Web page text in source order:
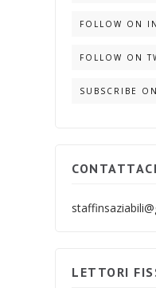
FOLLOW ON
FOLLOW ON
SUBSCRIBE
CONTATTACI
LETTORI